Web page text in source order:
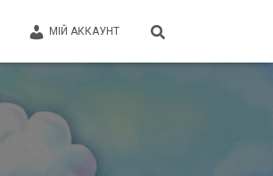
МІЙ АККАУНТ